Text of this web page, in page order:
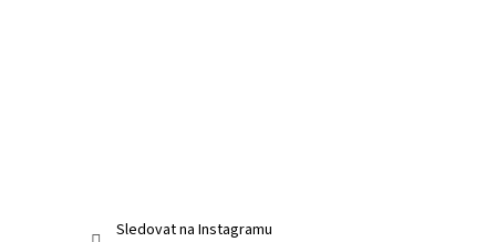
Sledovat na Instagramu